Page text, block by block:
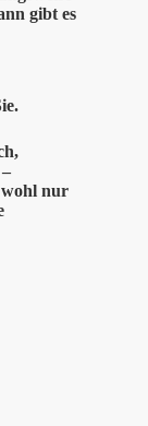
gibt es
wohl nur